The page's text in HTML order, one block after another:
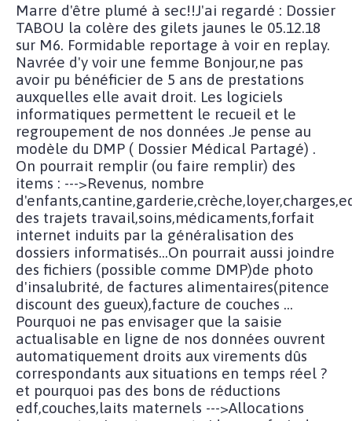
Marre d'être plumé à sec!!J'ai regardé : Dossier
TABOU la colère des gilets jaunes le 05.12.18
sur M6. Formidable reportage à voir en replay.
Navrée d'y voir une femme Bonjour,ne pas
avoir pu bénéficier de 5 ans de prestations
auxquelles elle avait droit. Les logiciels
informatiques permettent le recueil et le
regroupement de nos données .Je pense au
modèle du DMP ( Dossier Médical Partagé) .
On pourrait remplir (ou faire remplir) des
items : --->Revenus, nombre
des trajets travail,soins,médicaments,forfait
internet induits par la généralisation des
dossiers informatisés...On pourrait aussi joindre
des fichiers (possible comme DMP)de photo
d'insalubrité, de factures alimentaires(pitence
discount des gueux),facture de couches ...
Pourquoi ne pas envisager que la saisie
actualisable en ligne de nos données ouvrent
automatiquement droits aux virements dûs
correspondants aux situations en temps réel ?
et pourquoi pas des bons de réductions
edf,couches,laits maternels --->Allocations